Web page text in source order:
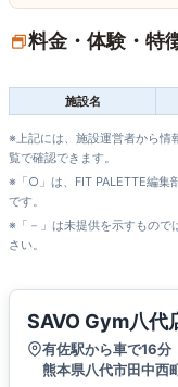
料金・体験・特
施設名
※上記には、施設運営者から情
覧で確認できます。
※「○」は、FIT PALETTE編集
です。
※「－」は未提供を示すもので
さい。
SAVO Gym八代
有佐駅から車で16分
熊本県八代市田中西